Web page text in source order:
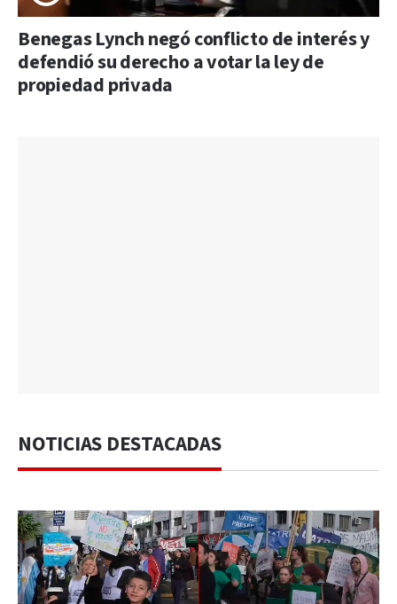
Benegas Lynch negó conflicto de interés y
defendió su derecho a votar la ley de
propiedad privada
NOTICIAS DESTACADAS